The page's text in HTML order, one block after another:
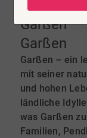
Garßen
Garßen
Garßen – ein
mit seiner
und hohen
ländliche
was Garßen
Familien,